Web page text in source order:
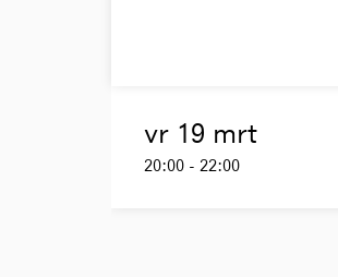
vr 19 mrt
20:00 - 22:00